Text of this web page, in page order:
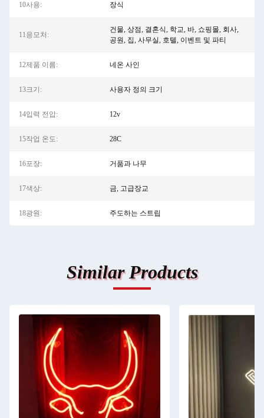
10사용: 장식
11응모처:
건물, 상점, 결혼식, 학교, 바, 쇼핑몰, 회사,
공원, 집, 사무실, 호텔, 이벤트 및 파티
12제품 이름: 네온 사인
13크기: 사용자 정의 크기
14입력 전압: 12v
15작업 온도: 28C
16포장: 거품과 나무
17색상: 금, 고급장교
18광원: 주도하는 스트립
Similar Products